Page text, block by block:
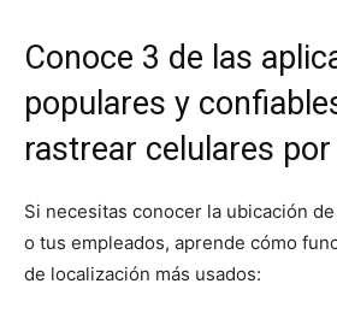
Conoce 3 de las
populares y
rastrear celulares
Si necesitas conocer la ubicación
o tus empleados, aprende cómo
de localización más usados: